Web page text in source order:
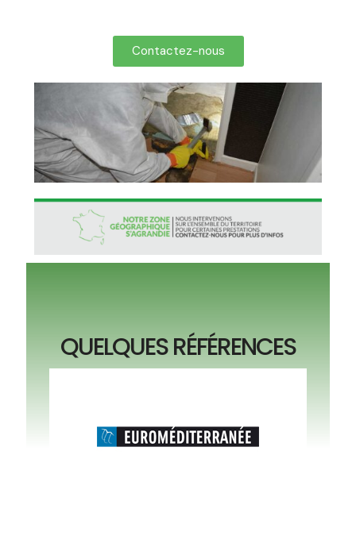
Contactez-nous
QUELQUES RÉFÉRENCES